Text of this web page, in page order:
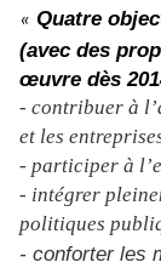
« Quatre
(avec des
œuvre dès
- contribuer à
et les
- participer à
- intégrer
politiques
- conforter les